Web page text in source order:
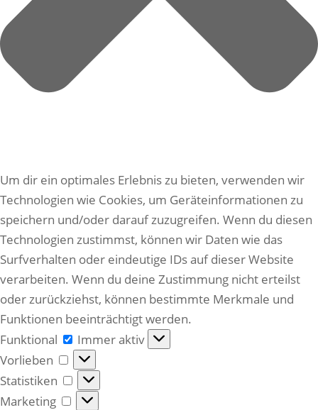
Um dir ein optimales Erlebnis zu bieten, verwenden wir
Technologien wie Cookies, um Geräteinformationen zu
speichern und/oder darauf zuzugreifen. Wenn du diesen
Technologien zustimmst, können wir Daten wie das
Surfverhalten oder eindeutige IDs auf dieser Website
verarbeiten. Wenn du deine Zustimmung nicht erteilst
oder zurückziehst, können bestimmte Merkmale und
Funktionen beeinträchtigt werden.
Funktional
Funktional
Immer aktiv
Vorlieben
Vorlieben
Statistiken
Statistiken
Marketing
Marketing